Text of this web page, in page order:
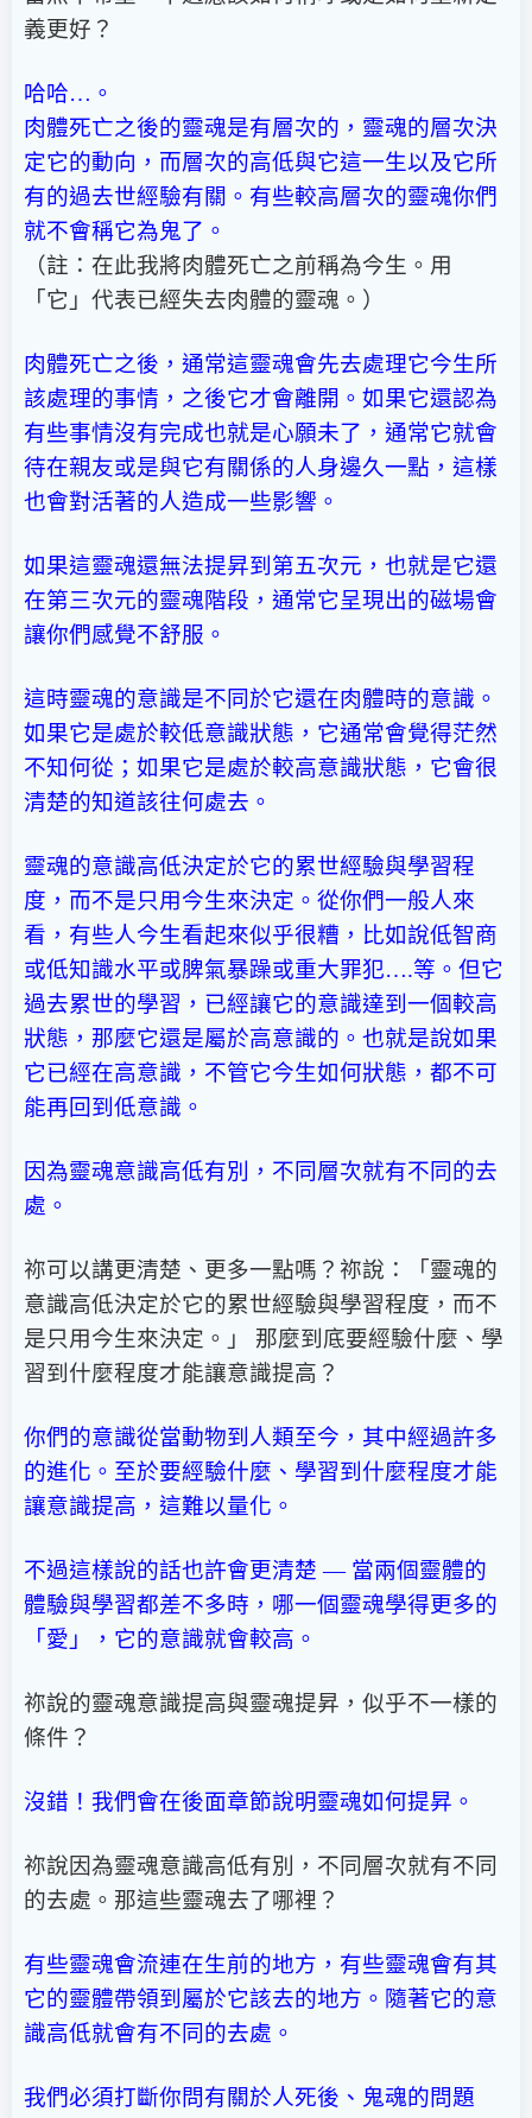
義更好？
哈哈…。
肉體死亡之後的靈魂是有層次的，靈魂的層次決
定它的動向，而層次的高低與它這一生以及它所
有的過去世經驗有關。有些較高層次的靈魂你們
就不會稱它為鬼了。
（註：在此我將肉體死亡之前稱為今生。用
「它」代表已經失去肉體的靈魂。）
肉體死亡之後，通常這靈魂會先去處理它今生所
該處理的事情，之後它才會離開。如果它還認為
有些事情沒有完成也就是心願未了，通常它就會
待在親友或是與它有關係的人身邊久一點，這樣
也會對活著的人造成一些影響。
如果這靈魂還無法提昇到第五次元，也就是它還
在第三次元的靈魂階段，通常它呈現出的磁場會
讓你們感覺不舒服。
這時靈魂的意識是不同於它還在肉體時的意識。
如果它是處於較低意識狀態，它通常會覺得茫然
不知何從；如果它是處於較高意識狀態，它會很
清楚的知道該往何處去。
靈魂的意識高低決定於它的累世經驗與學習程
度，而不是只用今生來決定。從你們一般人來
看，有些人今生看起來似乎很糟，比如說低智商
或低知識水平或脾氣暴躁或重大罪犯….等。但它
過去累世的學習，已經讓它的意識達到一個較高
狀態，那麼它還是屬於高意識的。也就是說如果
它已經在高意識，不管它今生如何狀態，都不可
能再回到低意識。
因為靈魂意識高低有別，不同層次就有不同的去
處。
祢可以講更清楚、更多一點嗎？祢說：「靈魂的
意識高低決定於它的累世經驗與學習程度，而不
是只用今生來決定。」 那麼到底要經驗什麼、學
習到什麼程度才能讓意識提高？
你們的意識從當動物到人類至今，其中經過許多
的進化。至於要經驗什麼、學習到什麼程度才能
讓意識提高，這難以量化。
不過這樣說的話也許會更清楚 — 當兩個靈體的
體驗與學習都差不多時，哪一個靈魂學得更多的
「愛」，它的意識就會較高。
祢說的靈魂意識提高與靈魂提昇，似乎不一樣的
條件？
沒錯！我們會在後面章節說明靈魂如何提昇。
祢說因為靈魂意識高低有別，不同層次就有不同
的去處。那這些靈魂去了哪裡？
有些靈魂會流連在生前的地方，有些靈魂會有其
它的靈體帶領到屬於它該去的地方。隨著它的意
識高低就會有不同的去處。
我們必須打斷你問有關於人死後、鬼魂的問題